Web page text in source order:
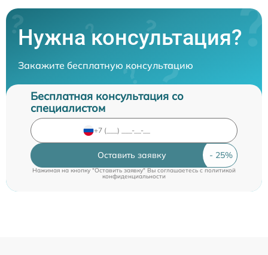
Нужна консультация?
Закажите бесплатную консультацию
Бесплатная консультация со
специалистом
Оставить заявку
Нажимая на кнопку "Оставить заявку" Вы соглашаетесь cполитикой
конфиденциальности